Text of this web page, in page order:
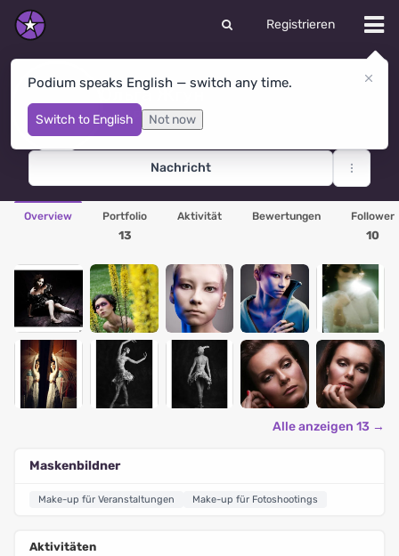
Registrieren
Podium speaks English — switch any time.
Switch to English Not now
Ольга Жгун
Sankt Petersburg· Russland
Nachricht
Overview Portfolio
13
Aktivität Bewertungen Follower
10
Alle anzeigen 13 →
Maskenbildner
Make-up für Veranstaltungen Make-up für Fotoshootings
Aktivitäten